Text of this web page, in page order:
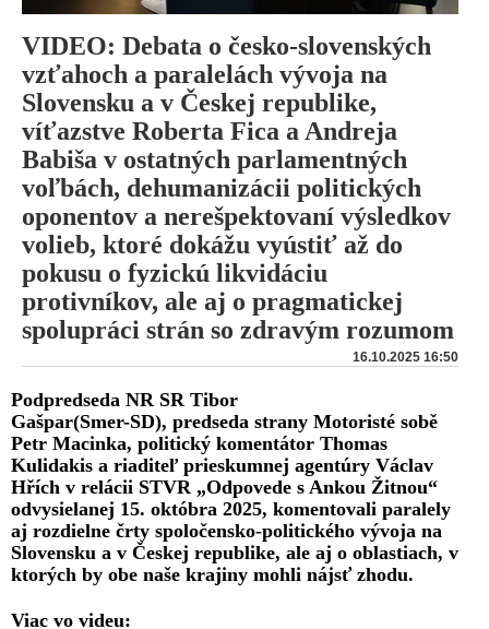
VIDEO: Debata o česko-slovenských
vzťahoch a paralelách vývoja na
Slovensku a v Českej republike,
víťazstve Roberta Fica a Andreja
Babiša v ostatných parlamentných
voľbách, dehumanizácii politických
oponentov a nerešpektovaní výsledkov
volieb, ktoré dokážu vyústiť až do
pokusu o fyzickú likvidáciu
protivníkov, ale aj o pragmatickej
spolupráci strán so zdravým rozumom
16.10.2025 16:50
Podpredseda NR SR Tibor
Gašpar(Smer-SD), predseda strany Motoristé sobě
Petr Macinka, politický komentátor Thomas
Kulidakis a riaditeľ prieskumnej agentúry Václav
Hřích v relácii STVR „Odpovede s Ankou Žitnou“
odvysielanej 15. októbra 2025, komentovali paralely
aj rozdielne črty spoločensko-politického vývoja na
Slovensku a v Českej republike, ale aj o oblastiach, v
ktorých by obe naše krajiny mohli nájsť zhodu.
Viac vo videu: